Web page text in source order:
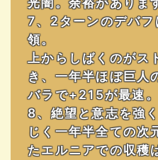
7、2ターンのデバ
領。
上からしばくのがス
き、一年半ほぼ巨人
バラで+215が最速。
8、絶望と意志を強
じく一年半全ての次
たエルニアでの収穫